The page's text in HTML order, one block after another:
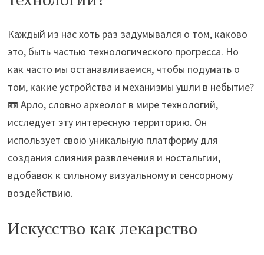
Каждый из нас хоть раз задумывался о том, каково
это, быть частью технологического прогресса. Но
как часто мы останавливаемся, чтобы подумать о
том, какие устройства и механизмы ушли в небытие?
📼 Арло, словно археолог в мире технологий,
исследует эту интересную территорию. Он
использует свою уникальную платформу для
создания слияния развлечения и ностальгии,
вдобавок к сильному визуальному и сенсорному
воздействию.
Искусство как лекарство